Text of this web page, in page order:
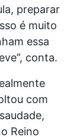
preparar
é muito
essa
conta.
com
Reino